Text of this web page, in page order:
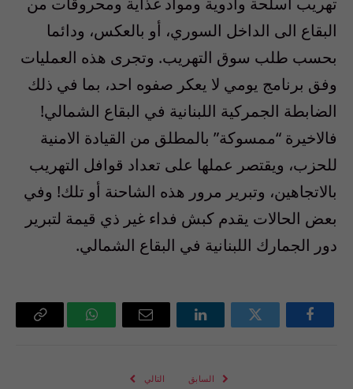
البقاع الى الداخل السوري، أو بالعكس، ودائما
بحسب طلب سوق التهريب. وتجرى هذه العمليات
وفق برنامج يومي لا يعكر صفوه احد، بما في ذلك
الضابطة الجمركية اللبنانية في البقاع الشمالي!
فالاخيرة “ممسوكة” بالمطلق من القيادة الامنية
للحزب، ويقتصر عملها على تعداد قوافل التهريب
بالاتجاهين، وتبرير مرور هذه الشاحنة أو تلك! وفي
بعض الحالات يقدم كبش فداء غير ذي قيمة لتبرير
دور الجمارك اللبنانية في البقاع الشمالي.
فيسبوك تويتر لينكدإن
البريد
واتساب Copy
السابق التالي